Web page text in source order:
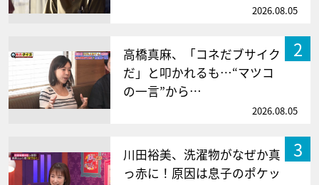
2026.08.05
2
高橋真麻、「コネだブサイク
だ」と叩かれるも…“マツコ
の一言”から…
2026.08.05
3
川田裕美、洗濯物がなぜか真
っ赤に！原因は息子のポケッ